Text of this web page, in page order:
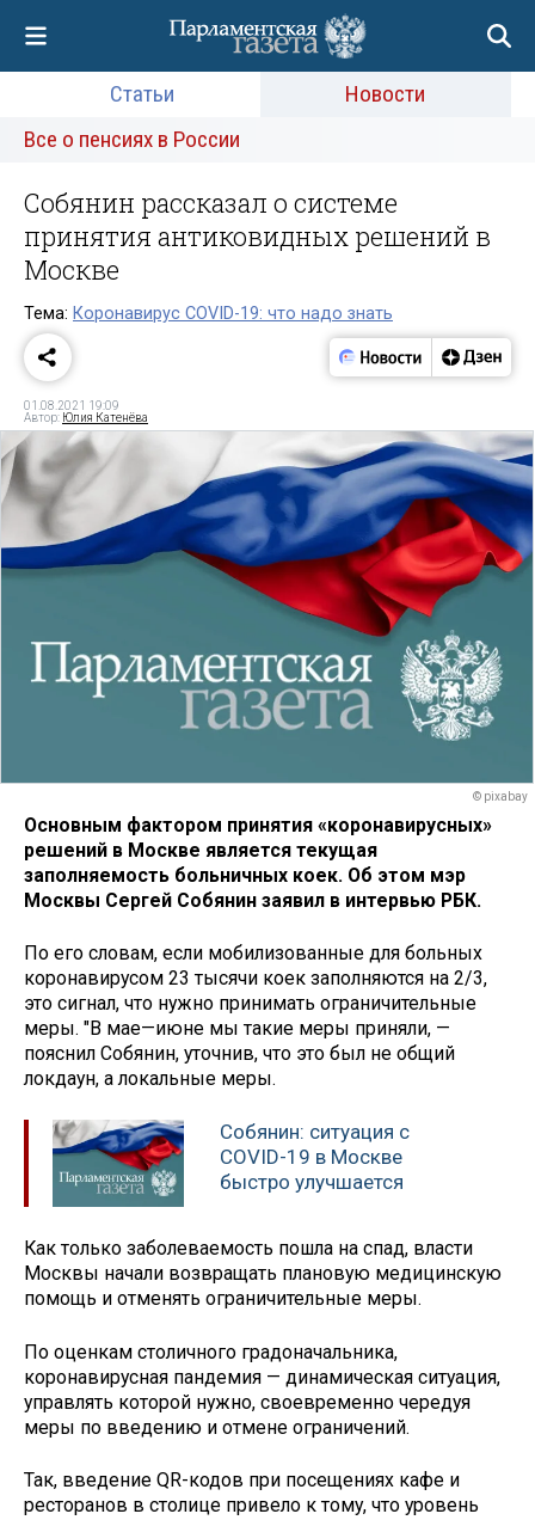
Статьи
Новости
Все о пенсиях в России
Собянин рассказал о системе
принятия антиковидных решений в
Москве
Тема: Коронавирус COVID-19: что надо знать
01.08.2021 19:09
Автор: Юлия Катенёва
© pixabay
Основным фактором принятия «коронавирусных»
решений в Москве является текущая
заполняемость больничных коек. Об этом мэр
Москвы Сергей Собянин заявил в интервью РБК.
По его словам, если мобилизованные для больных
коронавирусом 23 тысячи коек заполняются на 2/3,
это сигнал, что нужно принимать ограничительные
меры. "В мае—июне мы такие меры приняли, —
пояснил Собянин, уточнив, что это был не общий
локдаун, а локальные меры.
Собянин: ситуация с
COVID-19 в Москве
быстро улучшается
Как только заболеваемость пошла на спад, власти
Москвы начали возвращать плановую медицинскую
помощь и отменять ограничительные меры.
По оценкам столичного градоначальника,
коронавирусная пандемия — динамическая ситуация,
управлять которой нужно, своевременно чередуя
меры по введению и отмене ограничений.
Так, введение QR-кодов при посещениях кафе и
ресторанов в столице привело к тому, что уровень